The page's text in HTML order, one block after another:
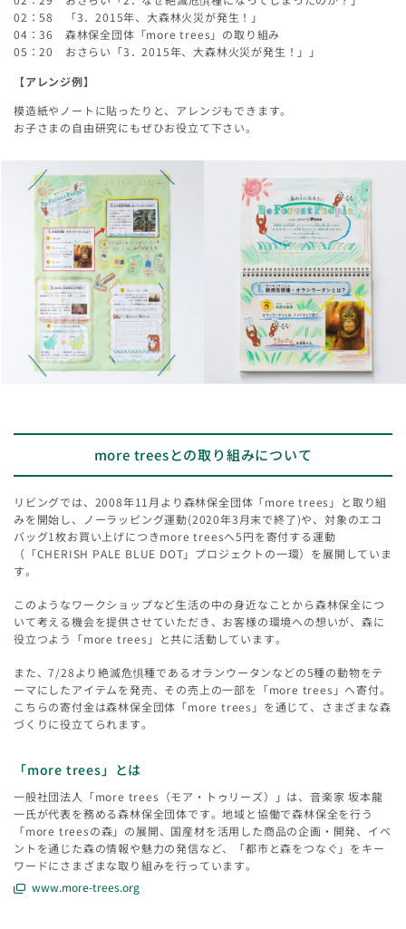
02：58 「3．2015年、大森林火災が発生！」
04：36 森林保全団体「more trees」の取り組み
05：20 おさらい「3．2015年、大森林火災が発生！」」
【アレンジ例】
模造紙やノートに貼ったりと、アレンジもできます。
お子さまの自由研究にもぜひお役立て下さい。
more treesとの取り組みについて
リビングでは、2008年11月より森林保全団体「more trees」と取り組
みを開始し、ノーラッピング運動(2020年3月末で終了)や、対象のエコ
バッグ1枚お買い上げにつきmore treesへ5円を寄付する運動
（「CHERISH PALE BLUE DOT」プロジェクトの一環）を展開していま
す。
このようなワークショップなど生活の中の身近なことから森林保全につ
いて考える機会を提供させていただき、お客様の環境への想いが、森に
役立つよう「more trees」と共に活動しています。
また、7/28より絶滅危惧種であるオランウータンなどの5種の動物をテ
ーマにしたアイテムを発売、その売上の一部を「more trees」へ寄付。
こちらの寄付金は森林保全団体「more trees」を通じて、さまざまな森
づくりに役立てられます。
「more trees」とは
一般社団法人「more trees（モア・トゥリーズ）」は、音楽家 坂本龍
一氏が代表を務める森林保全団体です。地域と協働で森林保全を行う
「more treesの森」の展開、国産材を活用した商品の企画・開発、イベ
ントを通じた森の情報や魅力の発信など、「都市と森をつなぐ」をキー
ワードにさまざまな取り組みを行っています。
www.more-trees.org